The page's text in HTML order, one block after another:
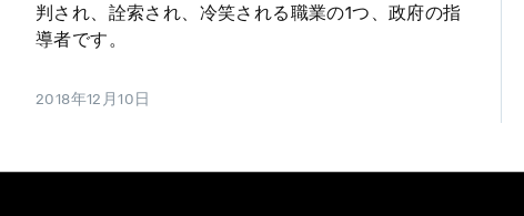
判され、詮索され、冷笑される職業の1つ、政府の指
導者です。
2018年12月10日